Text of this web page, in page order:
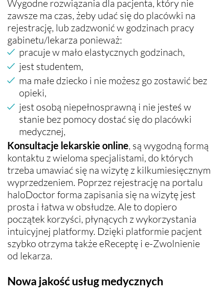
Wygodne rozwiązania dla pacjenta, który nie
zawsze ma czas, żeby udać się do placówki na
rejestrację, lub zadzwonić w godzinach pracy
gabinetu/lekarza ponieważ:
pracuje w mało elastycznych godzinach,
jest studentem,
ma małe dziecko i nie możesz go zostawić bez
opieki,
jest osobą niepełnosprawną i nie jesteś w
stanie bez pomocy dostać się do placówki
medycznej,
Konsultacje lekarskie online, są wygodną formą
kontaktu z wieloma specjalistami, do których
trzeba umawiać się na wizytę z kilkumiesięcznym
wyprzedzeniem. Poprzez rejestrację na portalu
haloDoctor forma zapisania się na wizytę jest
prosta i łatwa w obsłudze. Ale to dopiero
początek korzyści, płynących z wykorzystania
intuicyjnej platformy. Dzięki platformie pacjent
szybko otrzyma także eReceptę i e-Zwolnienie
od lekarza.
Nowa jakość usług medycznych